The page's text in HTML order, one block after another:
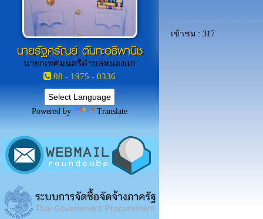
นายรัฐศรัณย์ ตันทะอธิพานิช
นายกเทศมนตรีตำบลหนองแก
08 - 1975 - 0336
Powered by Translate
เข้าชม : 317